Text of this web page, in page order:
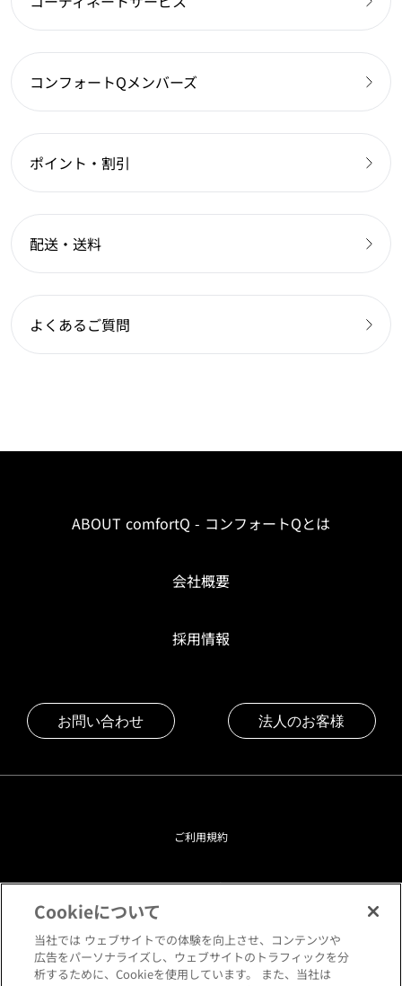
コンフォートQメンバーズ
ポイント・割引
配送・送料
よくあるご質問
ABOUT comfortQ - コンフォートQとは
会社概要
採用情報
お問い合わせ 法人のお客様
ご利用規約
プライバシーポリシー
クッキーポリシー
Cookieについて
当社では ウェブサイトでの体験を向上させ、コンテンツや
広告をパーソナライズし、ウェブサイトのトラフィックを分
析するために、Cookieを使用しています。 また、当社は